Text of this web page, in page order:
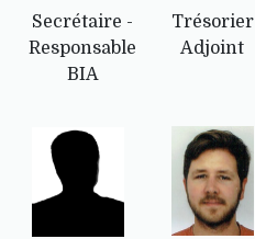
Secrétaire -
Responsable
BIA
Trésorier
Adjoint